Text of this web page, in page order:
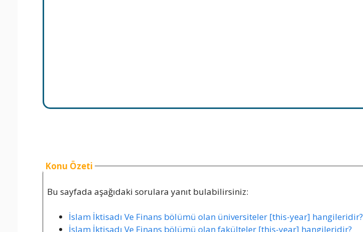
Konu Özeti
Bu sayfada aşağıdaki sorulara yanıt bulabilirsiniz:
İslam İktisadı Ve Finans bölümü olan üniversiteler [this-year] hangileridir?
İslam İktisadı Ve Finans bölümü olan fakülteler [this-year] hangileridir?